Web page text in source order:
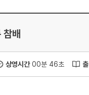
배
상영시간00분 46초